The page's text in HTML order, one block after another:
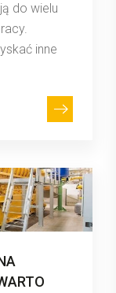
do wielu
inne